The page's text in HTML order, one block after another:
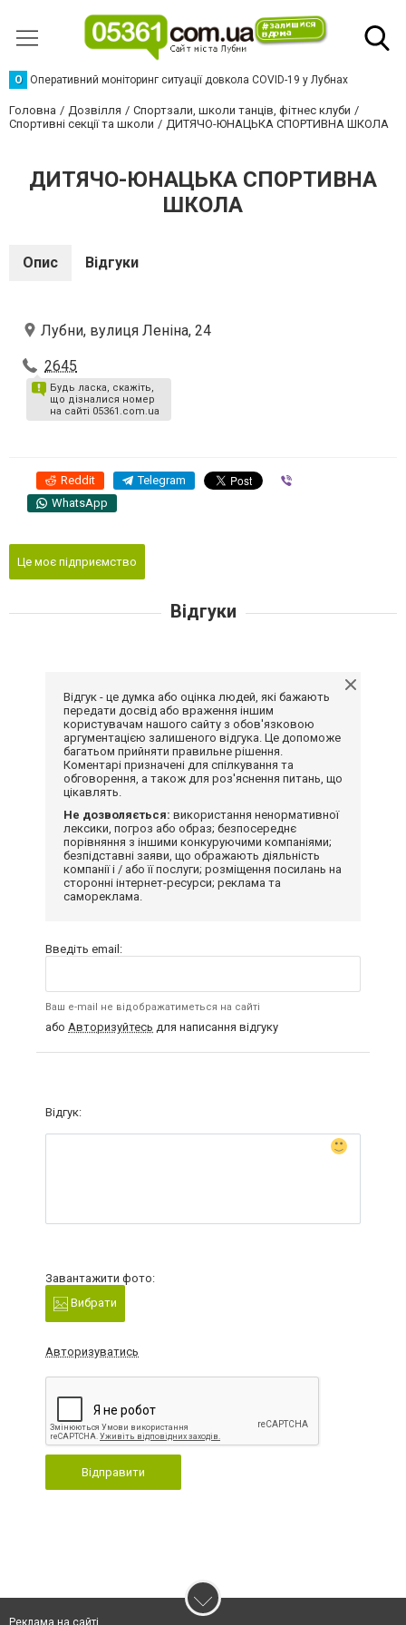
О Оперативний моніторинг ситуації довкола COVID-19 у Лубнах
Головна Дозвілля
Спортзали, школи танців, фітнес клуби
Спортивні секції та школи
ДИТЯЧО-ЮНАЦЬКА СПОРТИВНА ШКОЛА
ДИТЯЧО-ЮНАЦЬКА СПОРТИВНА
ШКОЛА
Опис Відгуки
Лубни, вулиця Леніна, 24
2645
Будь ласка, скажіть,
що дізналися номер
на сайті 05361.com.ua
Reddit Telegram
WhatsApp
Це моє підприємство
Відгуки
Відгук - це думка або оцінка людей, які бажають
передати досвід або враження іншим
користувачам нашого сайту з обов'язковою
аргументацією залишеного відгука. Це допоможе
багатьом прийняти правильне рішення.
Коментарі призначені для спілкування та
обговорення, а також для роз'яснення питань, що
цікавлять.
Не дозволяється: використання ненормативної
лексики, погроз або образ; безпосереднє
порівняння з іншими конкуруючими компаніями;
безпідставні заяви, що ображають діяльність
компанії і / або її послуги; розміщення посилань на
сторонні інтернет-ресурси; реклама та
самореклама.
Введіть email:
Ваш e-mail не відображатиметься на сайті
або Авторизуйтесь для написання відгуку
Відгук:
Завантажити фото:
Вибрати
Авторизуватись
Відправити
Реклама на сайті